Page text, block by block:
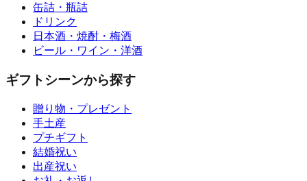
缶詰・瓶詰
ドリンク
日本酒・焼酎・梅酒
ビール・ワイン・洋酒
ギフトシーンから探す
贈り物・プレゼント
手土産
プチギフト
結婚祝い
出産祝い